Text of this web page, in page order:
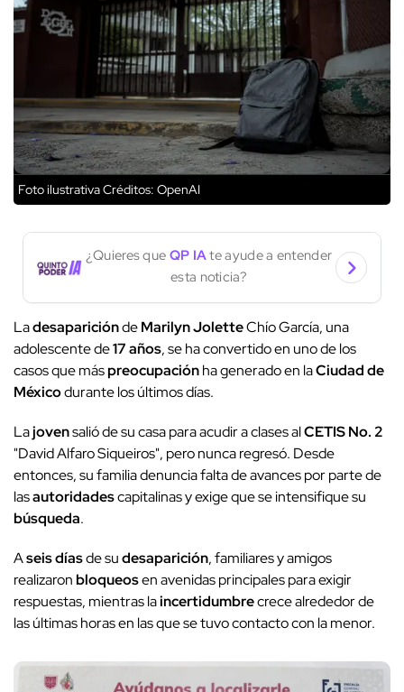
Foto ilustrativaCréditos: OpenAI
¿Quieres que QP IAte ayude a entender
esta noticia?
LadesaparicióndeMarilyn JoletteChío García, una
adolescente de17 años, se ha convertido en uno de los
casos que máspreocupaciónha generado en laCiudad de
Méxicodurante los últimos días.
Lajovensalió de su casa para acudir a clases alCETIS No. 2
"David Alfaro Siqueiros", pero nunca regresó. Desde
entonces, su familia denuncia falta de avances por parte de
lasautoridadescapitalinas y exige que se intensifique su
búsqueda.
Aseis díasde sudesaparición, familiares y amigos
realizaronbloqueosen avenidas principales para exigir
respuestas, mientras laincertidumbrecrece alrededor de
las últimas horas en las que se tuvo contacto con la menor.